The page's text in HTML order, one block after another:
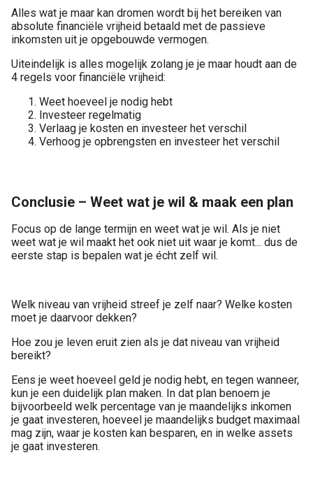
Alles wat je maar kan dromen wordt bij het bereiken van
absolute financiële vrijheid betaald met de passieve
inkomsten uit je opgebouwde vermogen.
Uiteindelijk is alles mogelijk zolang je je maar houdt aan de
4 regels voor financiële vrijheid:
Weet hoeveel je nodig hebt
Investeer regelmatig
Verlaag je kosten en investeer het verschil
Verhoog je opbrengsten en investeer het verschil
Conclusie – Weet wat je wil & maak een plan
Focus op de lange termijn en weet wat je wil. Als je niet
weet wat je wil maakt het ook niet uit waar je komt... dus de
eerste stap is bepalen wat je écht zelf wil.
Welk niveau van vrijheid streef je zelf naar? Welke kosten
moet je daarvoor dekken?
Hoe zou je leven eruit zien als je dat niveau van vrijheid
bereikt?
Eens je weet hoeveel geld je nodig hebt, en tegen wanneer,
kun je een duidelijk plan maken. In dat plan benoem je
bijvoorbeeld welk percentage van je maandelijks inkomen
je gaat investeren, hoeveel je maandelijks budget maximaal
mag zijn, waar je kosten kan besparen, en in welke assets
je gaat investeren.